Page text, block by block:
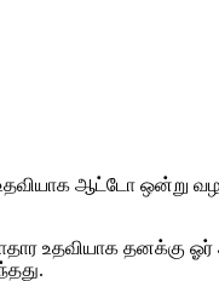
ஆட்டோ ஒன்று
உதவியாக